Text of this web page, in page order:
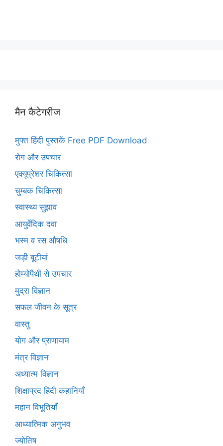
मैन कैटेगरीज
मुफ्त हिंदी पुस्तकें Free PDF Download
रोग और उपचार
एक्यूप्रेशर चिकित्सा
चुम्बक चिकित्सा
स्वास्थ्य सुझाव
आयुर्वेदिक दवा
भस्म व रस औषधि
जड़ी बूटीयां
होम्योपैथी से उपचार
मुद्रा विज्ञान
सफल जीवन के सूत्र
वास्तु
योग और प्राणायाम
मंत्र विज्ञान
अध्यात्म विज्ञान
शिक्षाप्रद हिंदी कहानियाँ
महान विभूतियाँ
आध्यात्मिक अनुभव
ज्योतिष